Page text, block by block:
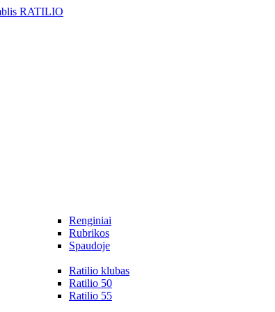
Renginiai
Rubrikos
Spaudoje
Ratilio klubas
Ratilio 50
Ratilio 55